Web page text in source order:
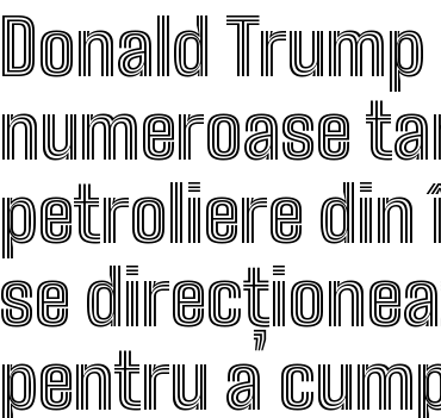
Donald
numeroase
petroliere din
se
pentru a